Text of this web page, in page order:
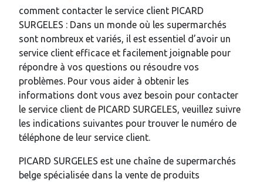
comment contacter le service client PICARD
SURGELES : Dans un monde où les supermarchés
sont nombreux et variés, il est essentiel d’avoir un
service client efficace et facilement joignable pour
répondre à vos questions ou résoudre vos
problèmes. Pour vous aider à obtenir les
informations dont vous avez besoin pour contacter
le service client de PICARD SURGELES, veuillez suivre
les indications suivantes pour trouver le numéro de
téléphone de leur service client.
PICARD SURGELES est une chaîne de supermarchés
belge spécialisée dans la vente de produits